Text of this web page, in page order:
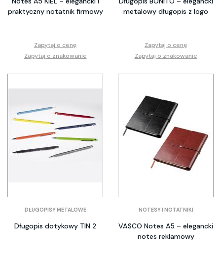
praktyczny notatnik firmowy
Zapytaj o cenę
Zapytaj o znakowanie
metalowy długopis z logo
Zapytaj o cenę
Zapytaj o znakowanie
DŁUGOPISY METALOWE
Długopis dotykowy TIN 2
NOTESY I NOTATNIKI
VASCO Notes A5 – elegancki
notes reklamowy